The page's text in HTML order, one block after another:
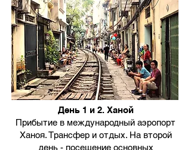
День 1 и 2. Ханой
Прибытие в международный аэропорт
Ханоя. Трансфер и отдых. На второй
день - посещение основных